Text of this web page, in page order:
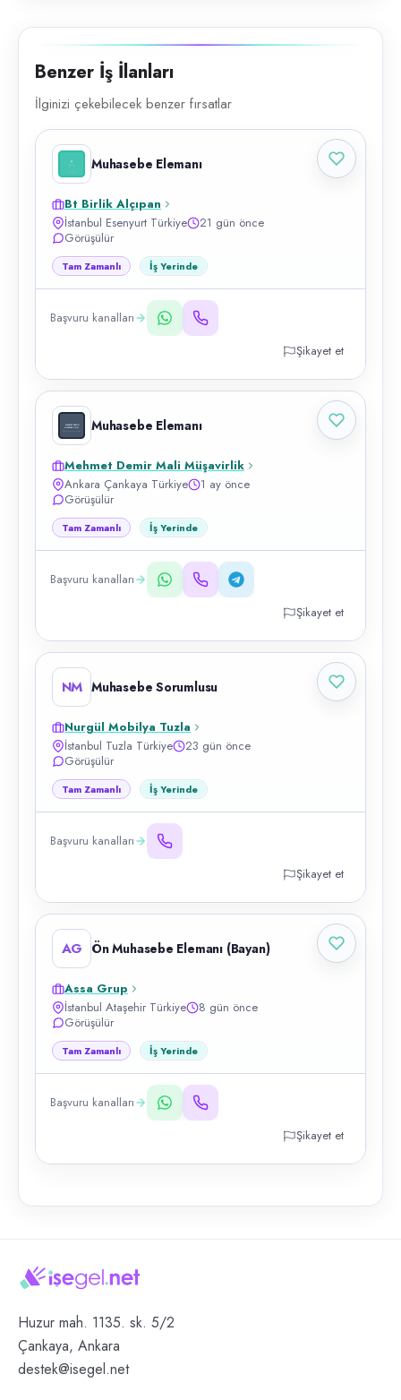
Benzer İş İlanları
İlginizi çekebilecek benzer fırsatlar
Muhasebe Elemanı
Bt Birlik Alçıpan
İstanbul Esenyurt Türkiye
21 gün önce
Görüşülür
Tam Zamanlı İş Yerinde
Başvuru kanalları
Şikayet et
Muhasebe Elemanı
Mehmet Demir Mali Müşavirlik
Ankara Çankaya Türkiye
1 ay önce
Görüşülür
Tam Zamanlı İş Yerinde
Başvuru kanalları
Şikayet et
NM Muhasebe Sorumlusu
Nurgül Mobilya Tuzla
İstanbul Tuzla Türkiye
23 gün önce
Görüşülür
Tam Zamanlı İş Yerinde
Başvuru kanalları
Şikayet et
AG Ön Muhasebe Elemanı (Bayan)
Assa Grup
İstanbul Ataşehir Türkiye
8 gün önce
Görüşülür
Tam Zamanlı İş Yerinde
Başvuru kanalları
Şikayet et
Huzur mah. 1135. sk. 5/2
Çankaya, Ankara
destek@isegel.net